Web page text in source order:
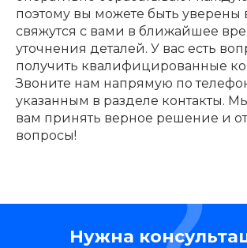
поэтому вы можете быть уверены
свяжутся с вами в ближайшее
уточнения деталей. У вас есть
получить квалифицированные
Звоните нам напрямую по
указанным в разделе контакты.
вам принять верное решение и
вопросы!
Нужна